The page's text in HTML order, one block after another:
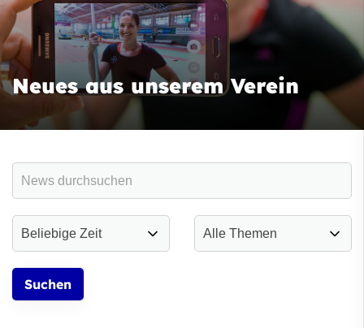
Neues aus unserem Verein